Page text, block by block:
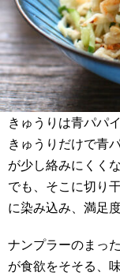
きゅうりは青パパ
きゅうりだけで青
が少し絡みにくく
でも、そこに切り
に染み込み、満足
ナンプラーのまっ
が食欲をそそる、